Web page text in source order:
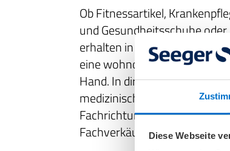
Diese Webseite
Ob Fitnessartikel,
und Gesundheitsschuhe
erhalten in unserem
eine wohnortnahe,
Hand. In direkter
medizinischer Einrichtungen
Fachrichtungen begrüßt Sie
Fachverkäufer*innen und